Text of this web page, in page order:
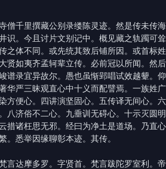
千里撰藏公别录缕陈灵迹。然是传未传海
识。今且讨片文别记中。概见藏之轨躅可耸
之体不同。或先统其致后铺所因。或首标姓
贤如夷齐孟轲辈立传。必前冠以所闻。然后
谱录宜异故尔。愚也虽惭郢唱试效越颦。仰
华严三昧观直心中十义而配譬焉。一族姓广
方便心。四讲演坚固心。五传译无间心。六
八济俗不二心。九垂训无碍心。十示灭圆明
措诸枉思无邪。经曰为净土是道场。乃直心
。悉举因缘聊彰本迹。其传。
达摩多罗。字贤首。梵言跋陀罗室利。帝